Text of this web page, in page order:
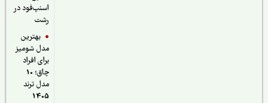
اسنپ‌فود در
بهترین
مدل شومیز
برای افراد
چاق؛ 10
مدل ترند